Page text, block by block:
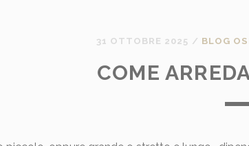
31 OTTOBRE 2025 / BLOG
COME